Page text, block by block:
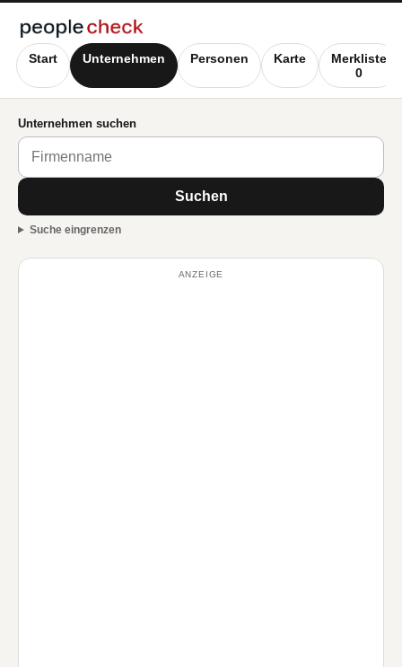
Start Unternehmen Personen Karte
Merkliste
0
Unternehmen suchen
Suchen
Suche eingrenzen
ANZEIGE